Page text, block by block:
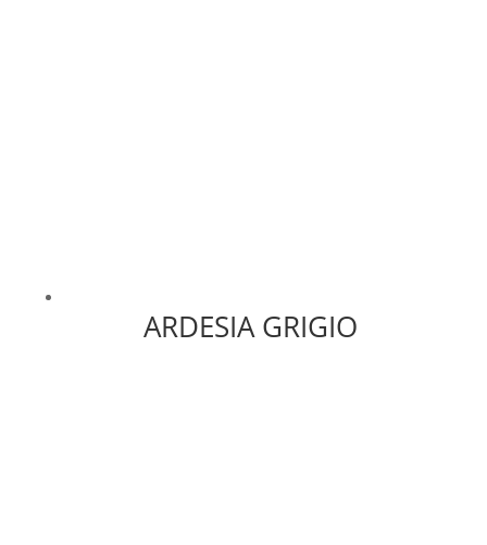
ARDESIA GRIGIO